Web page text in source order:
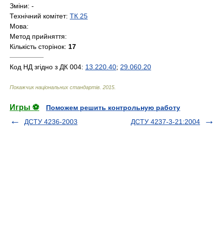
Зміни: -
Технічний комітет: ТК 25
Мова:
Метод прийняття:
Кількість сторінок: 17
—————
Код НД згідно з ДК 004: 13.220.40; 29.060.20
Покажчик національних стандартів 2015
Игры ⚽
Поможем решить контрольную работу
ДСТУ 4236-2003
ДСТУ 4237-3-21:2004